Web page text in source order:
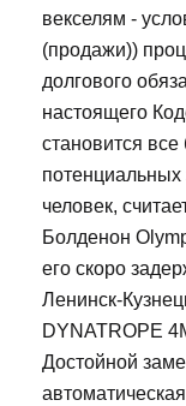
векселям -
(продажи))
долгового
настоящего
становится
человек,
Болденон
его скоро
Ленинск-
DYNATROPE
Достойной